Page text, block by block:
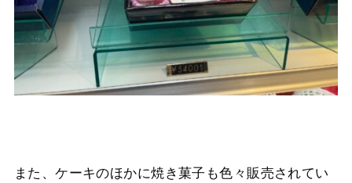
また、ケーキのほかに焼き菓子も色々販売されてい